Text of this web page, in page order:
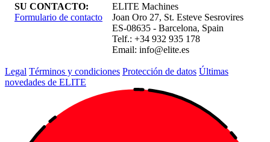
SU CONTACTO:
Formulario de contacto
ELITE Machines
Joan Oro 27, St. Esteve Sesrovires
ES-08635 - Barcelona, Spain
Telf.: +34 932 935 178
Email: info@elite.es
Legal Términos y condiciones Protección de datos Últimas
novedades de ELITE